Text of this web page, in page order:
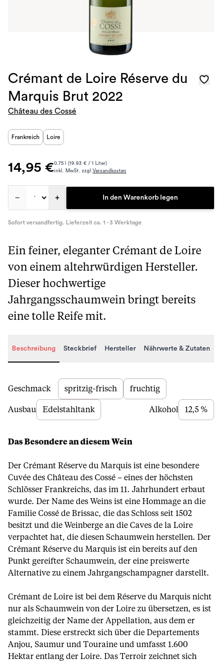
Crémant de Loire Réserve du
Marquis Brut 2022
Château des Cossé
Frankreich Loire
14,95 €0.75 l (19.93 € / 1 Liter)
inkl. MwSt. zzgl.Versandkosten
– + In den Warenkorb legen
Sofort versandfertig. Lieferzeit ca. 1 - 3 Werktage
Ein feiner, eleganter Crémant de Loire
von einem altehrwürdigen Hersteller.
Dieser hochwertige
Jahrgangsschaumwein bringt bereits
eine tolle Reife mit.
Beschreibung Steckbrief Hersteller Nährwerte & Zutaten
Beschreibung
Geschmack spritzig-frisch fruchtig
Ausbau Edelstahltank Alkohol 12,5 %
Das Besondere an diesem Wein
Der Crémant Réserve du Marquis ist eine besondere
Cuvée des Château des Cossé – eines der höchsten
Schlösser Frankreichs, das im 11. Jahrhundert erbaut
wurde. Der Name des Weins ist eine Hommage an die
Familie Cossé de Brissac, die das Schloss seit 1502
besitzt und die Weinberge an die Caves de la Loire
verpachtet hat, die diesen Schaumwein herstellen. Der
Crémant Réserve du Marquis ist ein bereits auf den
Punkt gereifter Schaumwein, der eine preiswerte
Alternative zu einem Jahrgangschampagner darstellt.
Crémant de Loire ist bei dem Réserve du Marquis nicht
nur als Schaumwein von der Loire zu übersetzen, es ist
gleichzeitig der Name der Appellation, aus dem er
stammt. Diese erstreckt sich über die Departements
Anjou, Saumur und Touraine und umfasst 1.600
Hektar entlang der Loire. Das Terroir zeichnet sich